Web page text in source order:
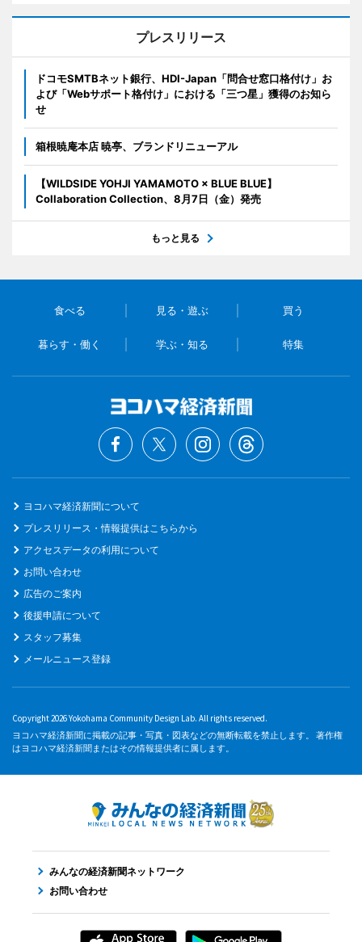
プレスリリース
ドコモSMTBネット銀行、HDI-Japan「問合せ窓口格付け」お
よび「Webサポート格付け」における「三つ星」獲得のお知ら
せ
箱根暁庵本店 暁亭、ブランドリニューアル
【WILDSIDE YOHJI YAMAMOTO × BLUE BLUE】
Collaboration Collection、8月7日（金）発売
もっと見る
食べる 見る・遊ぶ 買う
暮らす・働く 学ぶ・知る 特集
ヨコハマ経済新聞について
プレスリリース・情報提供はこちらから
アクセスデータの利用について
お問い合わせ
広告のご案内
後援申請について
スタッフ募集
メールニュース登録
Copyright 2026 Yokohama Community Design Lab. All rights reserved.
ヨコハマ経済新聞に掲載の記事・写真・図表などの無断転載を禁止します。 著作権
はヨコハマ経済新聞またはその情報提供者に属します。
みんなの経済新聞ネットワーク
お問い合わせ